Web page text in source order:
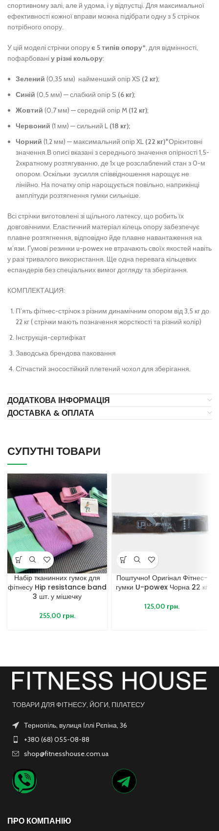
спортивному залі, але й удома, і у відпустці. Для максимальної
ефективності кожної вправи можна підібрати одну з 5 стрічок
потрібного опору.
У цій моделі стрічки опорує 5 типів опору*, для відмінності,
пофарбованіу різні кольору:
Зелений (0,35 мм) найменший опір XS (2 кг);
Синій (0,5 мм) — слабкий опір S (6 кг);
Жовтий (0,7 мм) — середній опір M (12 кг);
Червоний (1 мм) — сильний L (18 кг);
Чорний (1,2 мм) — максимальний опір XL (22 кг)*Орієнтовні
значення.В описі вказані з середнього значення опірності 1,5-
2хкратному розтягуванню, де 1х це розслаблений стан з 0-м
опором. Оскільки зусилля співвідношення нарощує не
лінійно. На початку опір нарощується повільно, наприкінці
амплітуди розтягнення гумки сильніше.
Всі стрічки виготовлені зі щільного латексу, що робить їх
довговічними. Еластичний матеріал кілець опору забезпечує
плавне розтягнення, відповідно йде плавне навантаження на
м’язи. Гумові резинки u-powex не втрачають своїх якостей навіть
у разі тривалого використання. Ще одна перевага кільцевих
еспандерів без спеціальних вимог догляду та зберігання.
КОМПЛЕКТАЦИЯ:
П’ять фітнес-стрічок з різним динамічним опором від 3,5 кг до
22 кг ( стрічки мають позначення жорсткості та різний колір)
Інструкція-сертифікат
Заводська брендова паковання
Сітчастий зносостійкий плетений чохол для зберігання.
ДОДАТКОВА ІНФОРМАЦІЯ
ДОСТАВКА & ОПЛАТА
СУПУТНІ ТОВАРИ
Набір тканинних гумок для
фітнесу Hip resistance band
3 шт. у мішечку
255,00 грн.
Поштучно! Оригінал Фітнес-
гумки U-powex Чорна 22 кг
125,00 грн.
ТОВАРИ ДЛЯ ФІТНЕСУ, ЙОГИ, ПІЛАТЕСУ
Тернопіль, вулиця Іллі Рєпіна, 36
+380 (68) 055-08-88
shop@fitnesshouse.com.ua
ПРО КОМПАНІЮ